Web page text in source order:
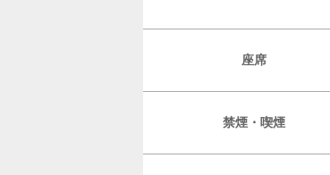
座席
禁煙・喫煙